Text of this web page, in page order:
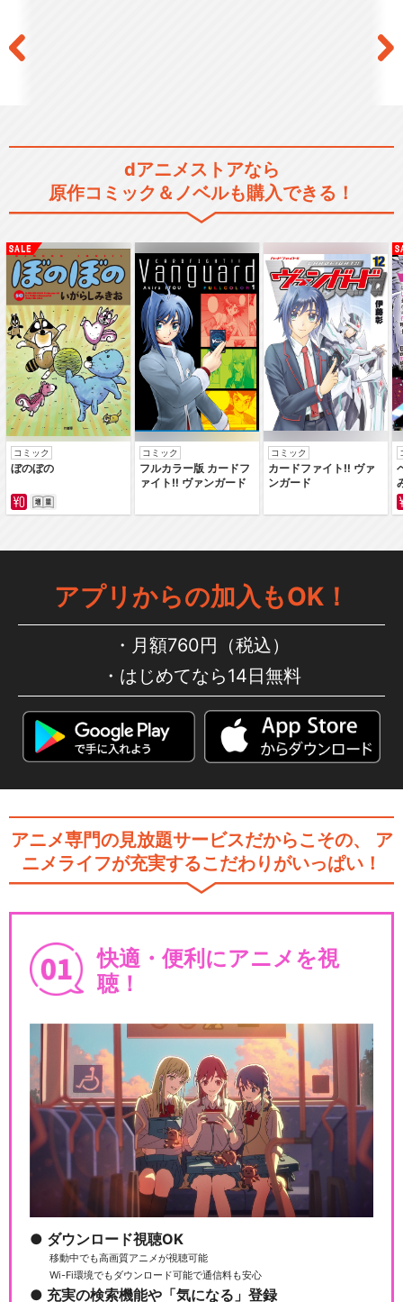
閉じる
dアニメストアなら
原作コミック＆ノベルも購入できる！
コミック
ぼのぼの
コミック
フルカラー版 カードフ
ァイト‼ ヴァンガード
コミック
カードファイト‼ ヴァ
ンガード
アプリからの加入もOK！
月額760円（税込）
はじめてなら14日無料
アニメ専門の見放題サービスだからこその、
ア
ニメライフが充実するこだわりがいっぱい！
快適・便利にアニメを視
聴！
ダウンロード視聴OK
移動中でも高画質アニメが視聴可能
Wi-Fi環境でもダウンロード可能で通信料も安心
充実の検索機能や「気になる」登録